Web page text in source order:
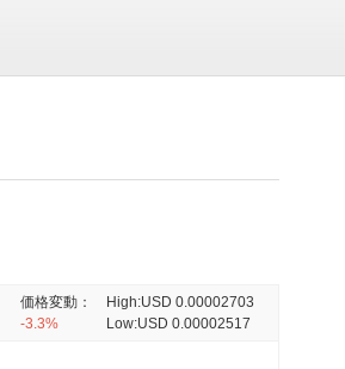
価格変動：
-3.3%
High:USD 0.00002703
Low:USD 0.00002517